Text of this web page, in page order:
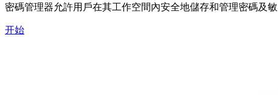
密碼管理器允許用戶在其工作空間內安全地儲存和管理密碼及
开始